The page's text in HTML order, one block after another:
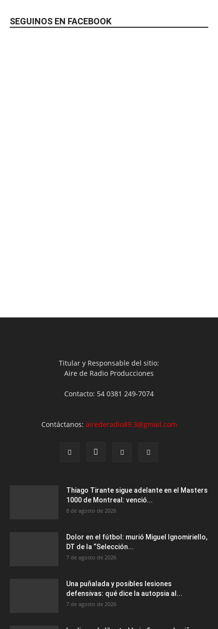
SEGUINOS EN FACEBOOK
Titular y Responsable del sitio:
Aire de Radio Producciones
Contacto: 54 0381 249-7074
Contáctanos: airederadio89.3@gmail.com
Thiago Tirante sigue adelante en el Masters
1000 de Montreal: venció...
8 de agosto de 2026
Dolor en el fútbol: murió Miguel Ignomiriello,
DT de la “Selección...
7 de agosto de 2026
Una puñalada y posibles lesiones
defensivas: qué dice la autopsia al...
7 de agosto de 2026